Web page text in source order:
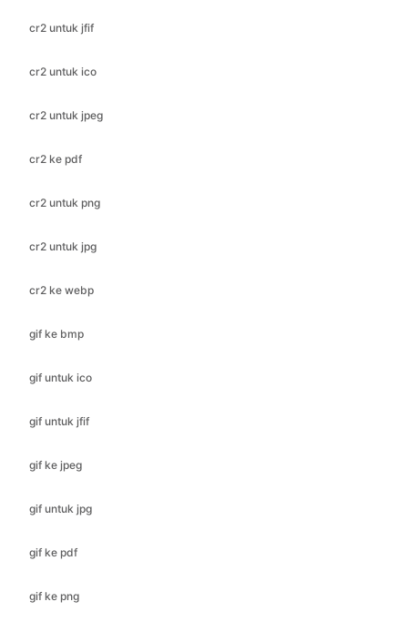
cr2 untuk jpeg
cr2 ke pdf
cr2 untuk png
cr2 untuk jpg
cr2 ke webp
gif ke bmp
gif untuk ico
gif untuk jfif
gif ke jpeg
gif untuk jpg
gif ke pdf
gif ke png
gif untuk svg
gif ke webp